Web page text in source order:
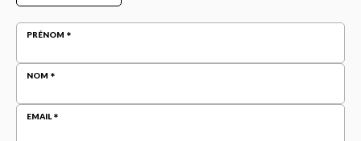
PRÉNOM
NOM
EMAIL